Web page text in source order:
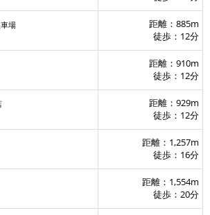
場
距離：885m
徒歩：12分
距離：910m
徒歩：12分
距離：929m
徒歩：12分
距離：1,257m
徒歩：16分
距離：1,554m
徒歩：20分